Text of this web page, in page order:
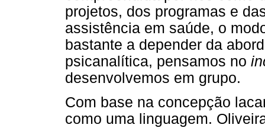
projetos, dos programas e
assistência em saúde, o
bastante a depender da
psicanalítica, pensamos no
desenvolvemos em grupo.
Com base na concepção
como uma linguagem.